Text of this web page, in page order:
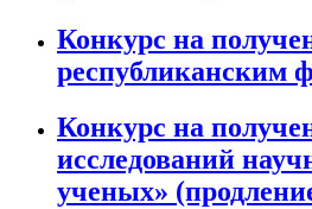
Конкурс на
республиканским
Конкурс на
исследований
ученых»